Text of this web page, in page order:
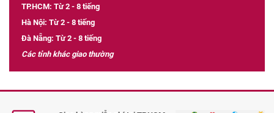
TP.HCM: Từ 2 - 8 tiếng
Hà Nội: Từ 2 - 8 tiếng
Đà Nẵng: Từ 2 - 8 tiếng
Các tỉnh khác giao thường